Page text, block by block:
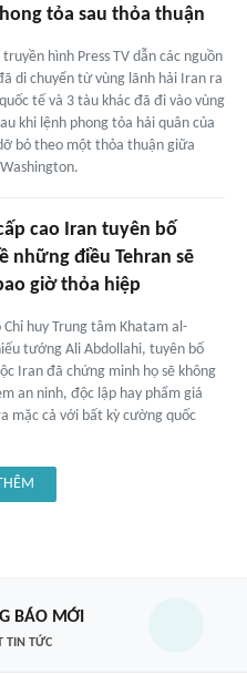
tỏa sau thỏa thuận
hình Press TV dẫn các nguồn
di chuyển từ vùng lãnh hải Iran ra
tế và 3 tàu khác đã đi vào vùng
khi lệnh phong tỏa hải quân của
bỏ theo một thỏa thuận giữa
cao Iran tuyên bố
những điều Tehran sẽ
giờ thỏa hiệp
Chỉ huy Trung tâm Khatam al-
tướng Ali Abdollahi, tuyên bố
Iran đã chứng minh họ sẽ không
an ninh, độc lập hay phẩm giá
mặc cả với bất kỳ cường quốc
BÁO MỚI
TIN TỨC